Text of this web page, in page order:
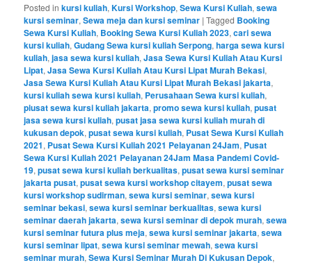
Posted in kursi kuliah,Kursi Workshop,Sewa Kursi Kuliah,sewa
kursi seminar,Sewa meja dan kursi seminar |Tagged Booking
Sewa Kursi Kuliah, Booking Sewa Kursi Kuliah 2023,cari sewa
kursi kuliah,Gudang Sewa kursi kuliah Serpong,harga sewa kursi
kuliah,jasa sewa kursi kuliah,Jasa Sewa Kursi Kuliah Atau Kursi
Lipat,Jasa Sewa Kursi Kuliah Atau Kursi Lipat Murah Bekasi,
Jasa Sewa Kursi Kuliah Atau Kursi Lipat Murah Bekasi jakarta,
kursi kuliah sewa kursi kuliah, Perusahaan Sewa kursi kuliah,
piusat sewa kursi kuliah jakarta,promo sewa kursi kuliah,pusat
jasa sewa kursi kuliah,pusat jasa sewa kursi kuliah murah di
kukusan depok,pusat sewa kursi kuliah, Pusat Sewa Kursi Kuliah
2021, Pusat Sewa Kursi Kuliah 2021 Pelayanan 24Jam, Pusat
Sewa Kursi Kuliah 2021 Pelayanan 24Jam Masa Pandemi Covid-
19,pusat sewa kursi kuliah berkualitas,pusat sewa kursi seminar
jakarta pusat,pusat sewa kursi workshop citayem,pusat sewa
kursi workshop sudirman,sewa kursi seminar,sewa kursi
seminar bekasi,sewa kursi seminar berkualitas,sewa kursi
seminar daerah jakarta,sewa kursi seminar di depok murah,sewa
kursi seminar futura plus meja,sewa kursi seminar jakarta,sewa
kursi seminar lipat,sewa kursi seminar mewah,sewa kursi
seminar murah,Sewa Kursi Seminar Murah Di Kukusan Depok,